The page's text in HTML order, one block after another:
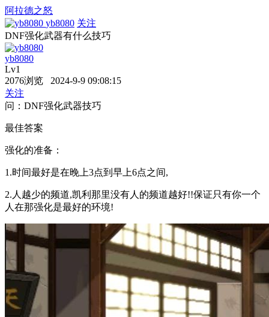
阿拉德之怒
yb8080 关注
DNF强化武器有什么技巧
yb8080
Lv1
2076浏览 2024-9-9 09:08:15
关注
问：DNF强化武器技巧
最佳答案
强化的准备：
1.时间最好是在晚上3点到早上6点之间,
2.人越少的频道,凯利那里没有人的频道越好!!保证只有你一个
人在那强化是最好的环境!